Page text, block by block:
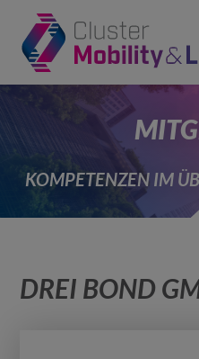
KOMPETENZEN IM
DREI BOND